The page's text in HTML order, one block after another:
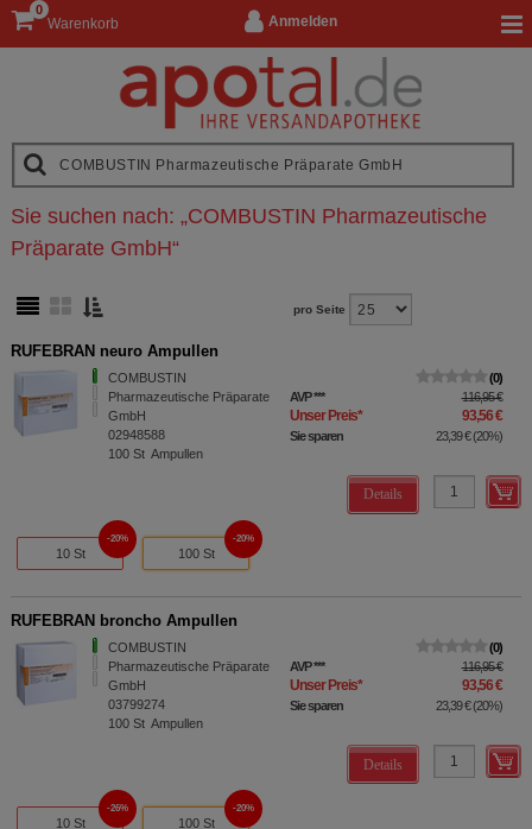
Anmelden
Warenkorb
0
Sie suchen nach: „COMBUSTIN Pharmazeutische
Präparate GmbH“
pro Seite
RUFEBRAN neuro Ampullen
COMBUSTIN
Pharmazeutische Präparate
GmbH
02948588
100 St Ampullen
0
AVP*** 116,95 €
Unser Preis* 93,56 €
Sie sparen 23,39 €(20%)
Details
10 St
20%
100 St
20%
RUFEBRAN broncho Ampullen
COMBUSTIN
Pharmazeutische Präparate
GmbH
03799274
100 St Ampullen
0
AVP*** 116,95 €
Unser Preis* 93,56 €
Sie sparen 23,39 €(20%)
Details
10 St
26%
100 St
20%